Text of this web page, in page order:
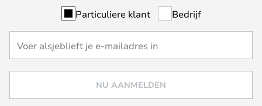
Particuliere klant Bedrijf
NU AANMELDEN